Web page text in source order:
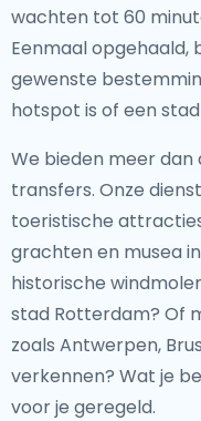
wachten tot 60
Eenmaal opgehaald,
gewenste
hotspot is of een
We bieden meer
transfers. Onze
toeristische
grachten en musea
historische
stad Rotterdam? Of
zoals Antwerpen,
verkennen? Wat je
voor je geregeld.